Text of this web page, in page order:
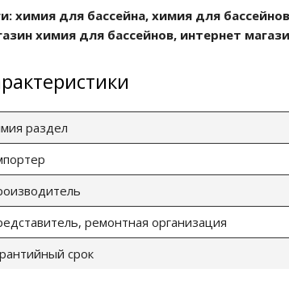
химия для бассейна, химия для
химия для бассейнов, интернет
раздел
ремонтная организация
срок